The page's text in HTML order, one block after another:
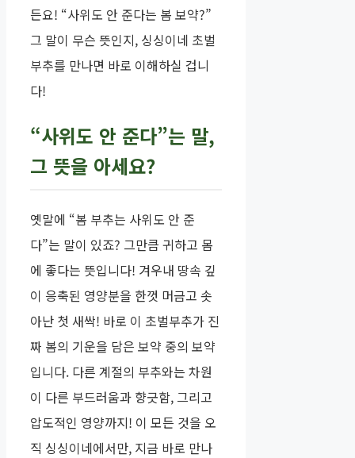
든요! “사위도 안 준다는 봄 보약?”
그 말이 무슨 뜻인지, 싱싱이네 초벌
부추를 만나면 바로 이해하실 겁니
다!
“사위도 안 준다”는 말,
그 뜻을 아세요?
옛말에 “봄 부추는 사위도 안 준
다”는 말이 있죠? 그만큼 귀하고 몸
에 좋다는 뜻입니다! 겨우내 땅속 깊
이 응축된 영양분을 한껏 머금고 솟
아난 첫 새싹! 바로 이 초벌부추가 진
짜 봄의 기운을 담은 보약 중의 보약
입니다. 다른 계절의 부추와는 차원
이 다른 부드러움과 향긋함, 그리고
압도적인 영양까지! 이 모든 것을 오
직 싱싱이네에서만, 지금 바로 만나